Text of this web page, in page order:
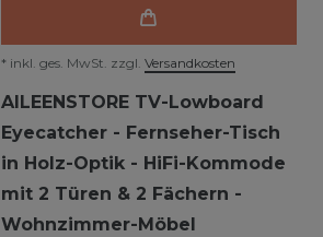
* inkl. ges. MwSt. zzgl. Versandkosten
AILEENSTORE TV-Lowboard
Eyecatcher - Fernseher-Tisch
in Holz-Optik - HiFi-Kommode
mit 2 Türen & 2 Fächern -
Wohnzimmer-Möbel